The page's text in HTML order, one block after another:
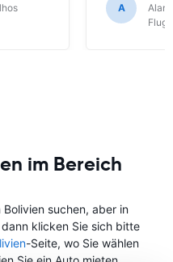
A
im Bereich
suchen, aber in
klicken Sie sich bitte
-Seite, wo Sie wählen